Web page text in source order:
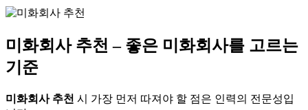
미화회사 추천 – 좋은 미화회사를 고르는
기준
미화회사 추천 시 가장 먼저 따져야 할 점은 인력의 전문성입